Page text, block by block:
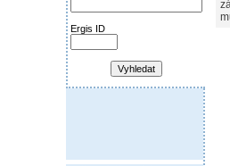
Ergis ID